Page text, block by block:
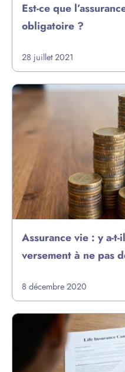
Est-ce que
obligatoire ?
28 juillet 2021
Assurance vie : y a-
versement à ne pas
8 décembre 2020